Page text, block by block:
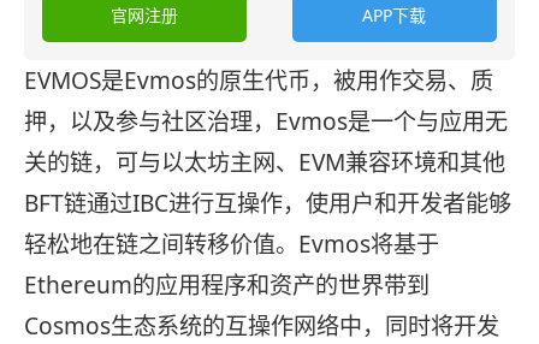
官网注册 APP下载
EVMOS是Evmos的原生代币，被用作交易、质
押，以及参与社区治理，Evmos是一个与应用无
关的链，可与以太坊主网、EVM兼容环境和其他
BFT链通过IBC进行互操作，使用户和开发者能够
轻松地在链之间转移价值。Evmos将基于
Ethereum的应用程序和资产的世界带到
Cosmos生态系统的互操作网络中，同时将开发